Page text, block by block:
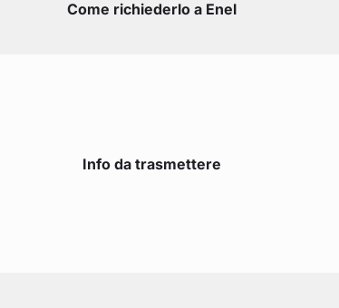
Come richiederlo a Enel
Info da trasmettere